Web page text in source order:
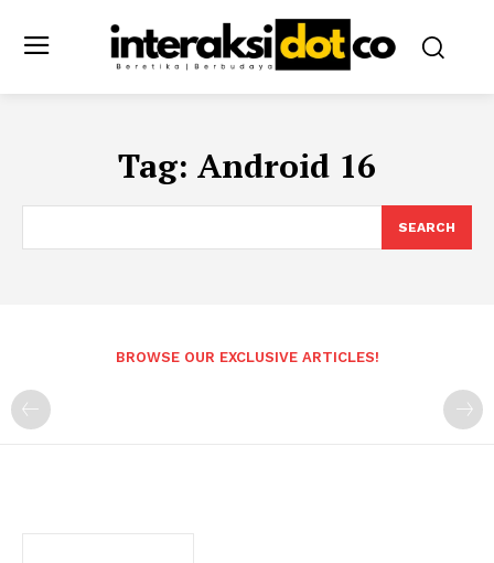
Tag: Android 16
SEARCH
BROWSE OUR EXCLUSIVE ARTICLES!